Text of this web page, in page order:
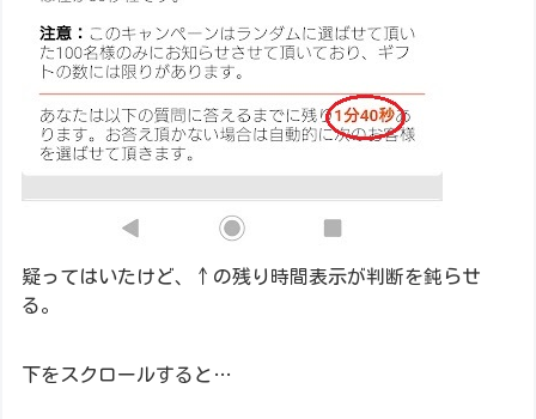
疑ってはいたけど、↑の残り時間表示が判断を鈍らせ
る。
下をスクロールすると…